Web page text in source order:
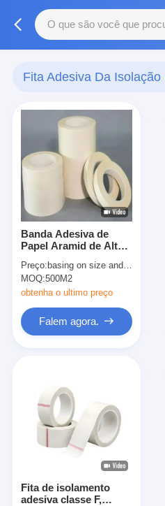
Fita Adesiva Da Isolação
Banda Adesiva de
Papel Aramid de Alto
Classe H Para
Isolamento
Preço: basing on size and quantity
MOQ:500M2
obtenha o ultimo preço
Falem agora.
Fita de isolamento
adesiva classe F,